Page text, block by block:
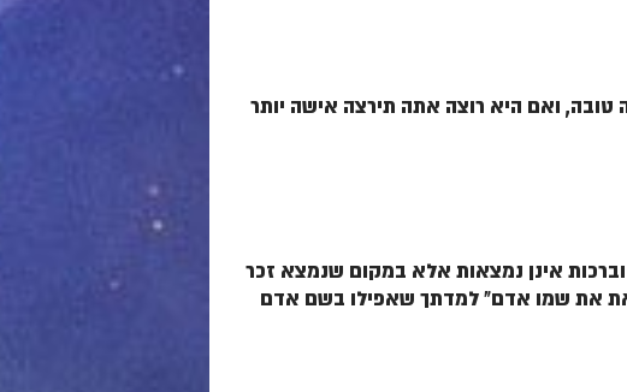
ואם היא רוצה אתה תירצה אישה יותר
אינן נמצאות אלא במקום שנמצא זכר
את שמו אדם" למדתך שאפילו בשם אדם